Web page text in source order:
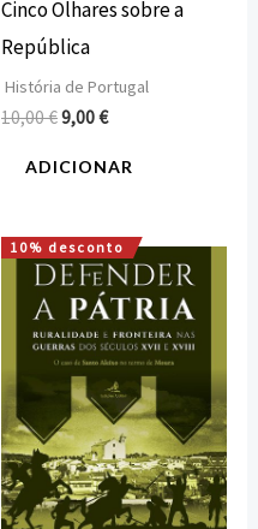
Cinco Olhares sobre a
República
História de Portugal
10,00€9,00€
ADICIONAR
10% desconto
O
preço
original
era:
16,00 €.
O
preço
atual
é:
14,40 €.